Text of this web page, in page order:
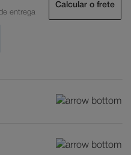
Calcular o frete